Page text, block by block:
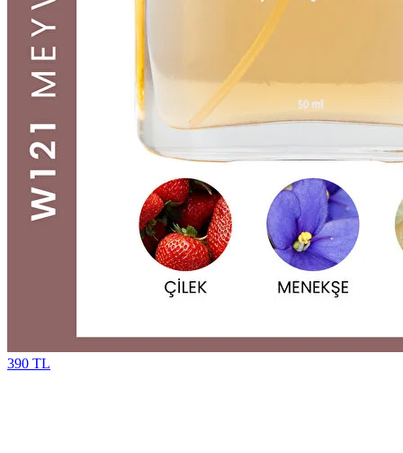
390 TL